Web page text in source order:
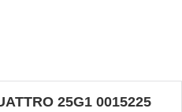
25G1 0015225